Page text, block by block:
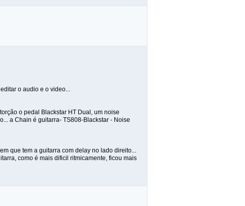
o audio e o video...
o pedal Blackstar HT Dual, um noise
a Chain é guitarra- TS808-Blackstar - Noise
que tem a guitarra com delay no lado direito...
como é mais dificil ritmicamente, ficou mais